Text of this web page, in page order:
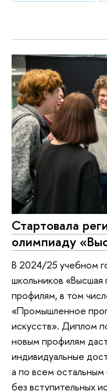
Стартовала
олимпиаду
В 2024/25 учебном
школьников
профилям, в том
«Промышленное
искусств». Диплом
новым профилям
индивидуальные
а по всем
без вступительных